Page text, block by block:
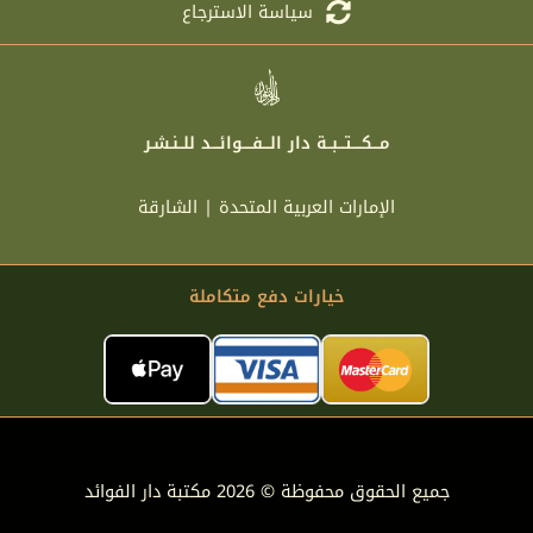
سياسة الاسترجاع
مـــكــــتـــبــة دار الـــفــــوائـــد للــنـشـر
الإمارات العربية المتحدة | الشارقة
خيارات دفع متكاملة
جميع الحقوق محفوظة © 2026 مكتبة دار الفوائد